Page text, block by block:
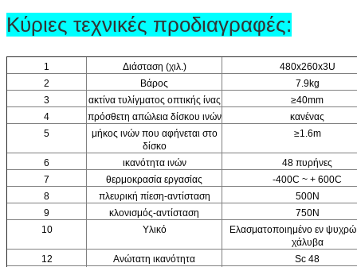
Κύριες τεχνικές προδιαγραφές:
1 Διάσταση (χιλ.)
480x260x3U
2
Βάρος
7.9kg
3
ακτίνα τυλίγματος οπτικής ίνας
≥40mm
4
πρόσθετη απώλεια δίσκου ινών
κανένας
5
μήκος ινών που αφήνεται στο
δίσκο
≥1.6m
6 ικανότητα ινών
48 πυρήνες
7
θερμοκρασία εργασίας
-400C ~ + 600C
8
πλευρική πίεση-αντίσταση
500N
9
κλονισμός-αντίσταση
750N
10
Υλικό
Ελασματοποιημένο εν
χάλυβα
12
Ανώτατη ικανότητα
Sc 48